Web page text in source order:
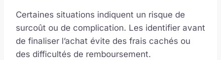
Certaines situations indiquent un risque de
surcoût ou de complication. Les identifier avant
de finaliser l’achat évite des frais cachés ou
des difficultés de remboursement.